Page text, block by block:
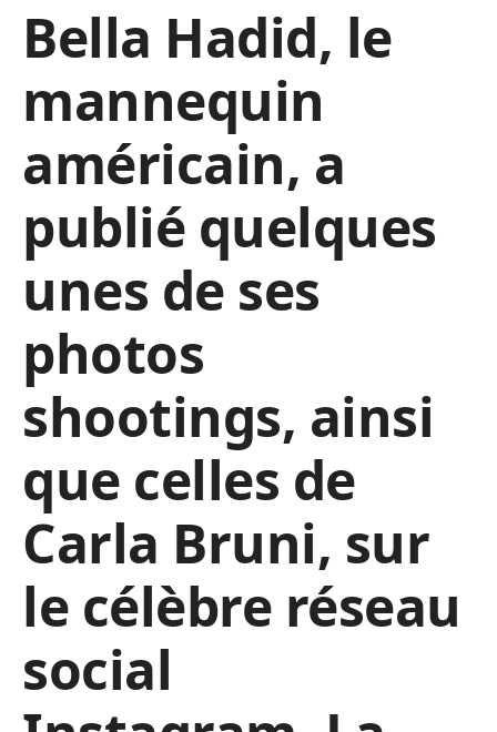
Bella Hadid, le
mannequin
américain, a
publié quelques
unes de ses
photos
shootings, ainsi
que celles de
Carla Bruni, sur
le célèbre réseau
social